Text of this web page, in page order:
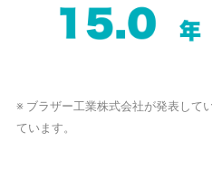
※ ブラザー工業株式会社が発表して
ています。